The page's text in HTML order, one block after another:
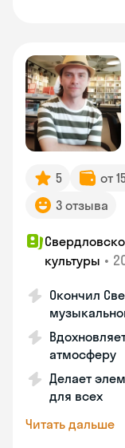
5 от
3 отзыва
культуры •
Окончил
атмосферу
Делает
для всех
Читать дальше